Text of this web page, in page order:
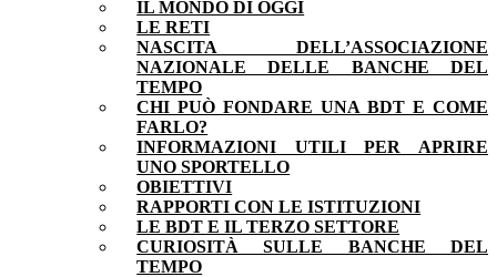
IL MONDO DI OGGI
LE RETI
NASCITA DELL’ASSOCIAZIONE
NAZIONALE DELLE BANCHE DEL
TEMPO
CHI PUÒ FONDARE UNA BDT E COME
FARLO?
INFORMAZIONI UTILI PER APRIRE
UNO SPORTELLO
OBIETTIVI
RAPPORTI CON LE ISTITUZIONI
LE BDT E IL TERZO SETTORE
CURIOSITÀ SULLE BANCHE DEL
TEMPO